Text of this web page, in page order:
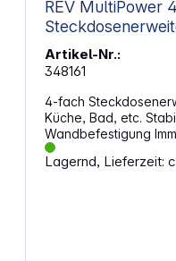
REV MultiPower
Artikel-Nr.:
348161
4-fach Steckdosenerweiterung.
Küche, Bad, etc. Stabile und sichere
Wandbefestigung Immer wenn eine Steckdose zu
wenig ist Quersitzende Steckdosen - ideal für
Winkelstecker Abstandshalter flexibel an jede
Lagernd, Lieferzeit: